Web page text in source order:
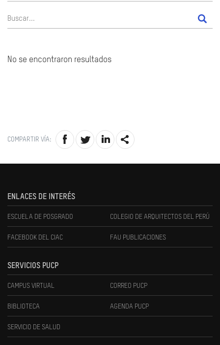
No se encontraron resultados
COMPARTIR VÍA:
ENLACES DE INTERÉS
ESCUELA DE POSGRADO COLEGIO DE ARQUITECTOS DEL PERÚ
FACEBOOK DEL CIAC FAU PUBLICACIONES
SERVICIOS PUCP
CAMPUS VIRTUAL CORREO PUCP
BIBLIOTECA AGENDA PUCP
SERVICIO DE SALUD